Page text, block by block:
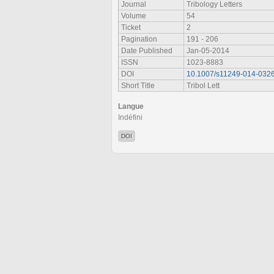
Journal
Tribology Letters
Volume
54
Ticket
2
Pagination
191 - 206
Date Published
Jan-05-2014
ISSN
1023-8883
DOI
10.1007/s11249-014-
Short Title
Tribol Lett
Langue
Indéfini
DOI